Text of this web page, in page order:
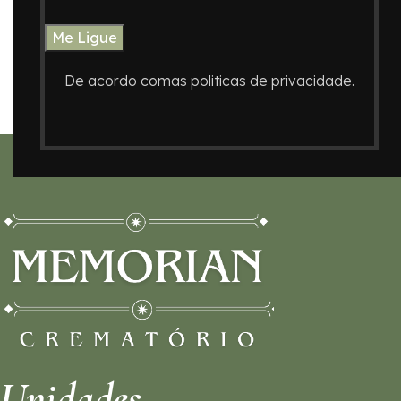
De acordo comas politicas de privacidade.